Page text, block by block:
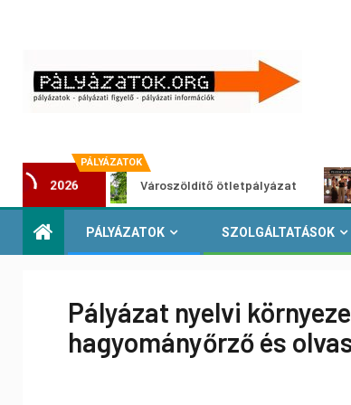
PÁLYÁZATOK
2026 Városzöldítő ötletpályázat
PÁLYÁZATOK SZOLGÁLTATÁSOK
Pályázat nyelvi
hagyományőrző és